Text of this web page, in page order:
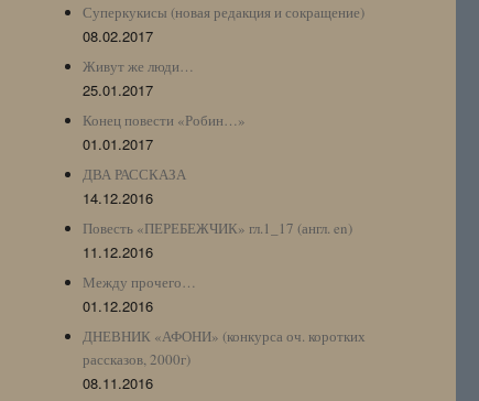
Суперкукисы (новая редакция и сокращение)
08.02.2017
Живут же люди…
25.01.2017
Конец повести «Робин…»
01.01.2017
ДВА РАССКАЗА
14.12.2016
Повесть «ПЕРЕБЕЖЧИК» гл.1_17 (англ. en)
11.12.2016
Между прочего…
01.12.2016
ДНЕВНИК «АФОНИ» (конкурса оч. коротких
рассказов, 2000г)
08.11.2016